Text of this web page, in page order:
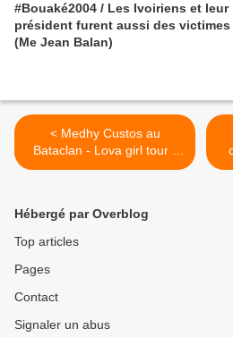
#Bouaké2004 / Les Ivoiriens et leur
président furent aussi des victimes
(Me Jean Balan)
< Medhy Custos au
Bataclan - Lova girl tour -
26 octobre 2013
Hébergé par Overblog
Top articles
Pages
Contact
Signaler un abus